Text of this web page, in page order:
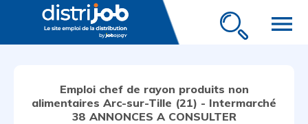
menu
Emploi chef de rayon produits non
alimentaires Arc-sur-Tille (21) - Intermarché
38 ANNONCES A CONSULTER